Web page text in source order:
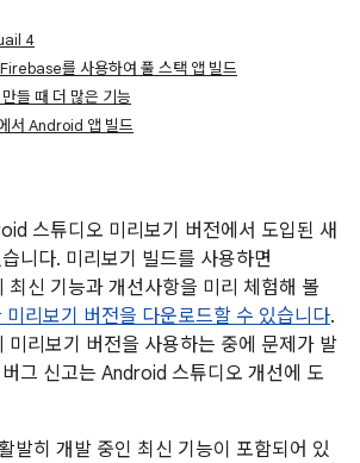
4
를 사용하여 풀 스택 앱 빌드
들 때 더 많은 기능
서 Android 앱 빌드
스튜디오 미리보기 버전에서 도입된 새
니다. 미리보기 빌드를 사용하면
신 기능과 개선사항을 미리 체험해 볼
미리보기 버전을 다운로드할 수 있습니다.
리보기 버전을 사용하는 중에 문제가 발
버그 신고는 Android 스튜디오 개선에 도
발히 개발 중인 최신 기능이 포함되어 있